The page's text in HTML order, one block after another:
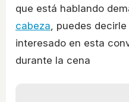
que está hablando
cabeza, puedes
interesado en esta
durante la cena